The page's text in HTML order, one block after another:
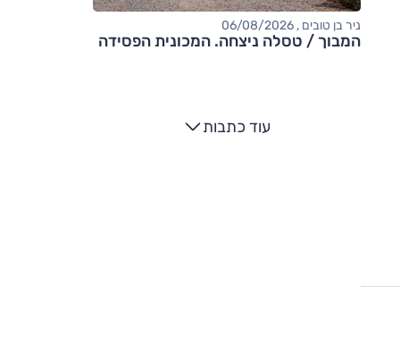
ניר בן טובים , 06/08/2026
המבוך / טסלה ניצחה. המכונית הפסידה
עוד כתבות